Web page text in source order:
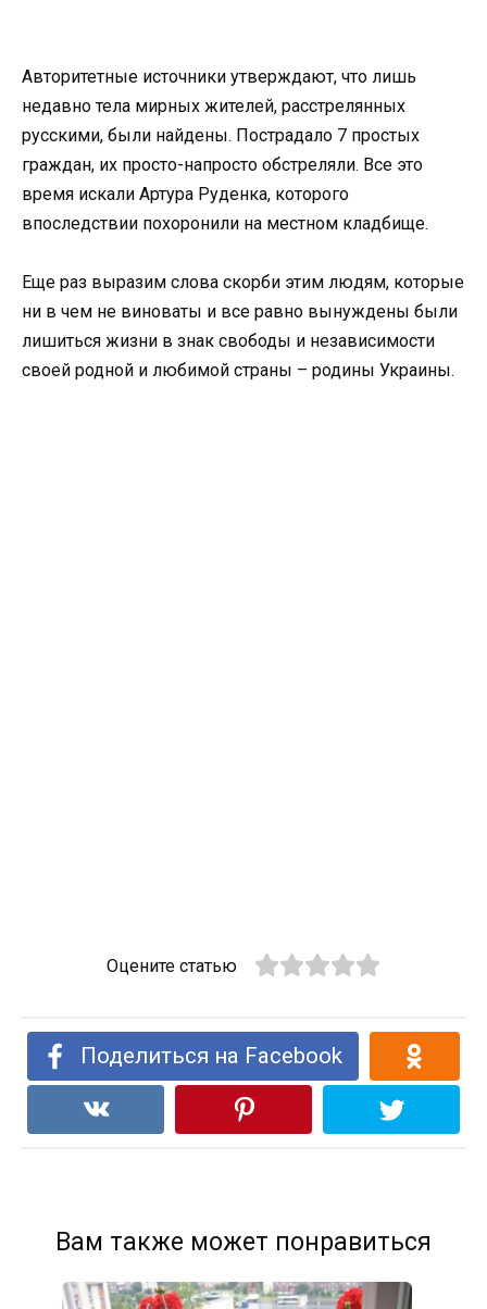
Авторитетные источники утверждают, что лишь
недавно тела мирных жителей, расстрелянных
русскими, были найдены. Пострадало 7 простых
граждан, их просто-напросто обстреляли. Все это
время искали Артура Руденка, которого
впоследствии похоронили на местном кладбище.
Еще раз выразим слова скорби этим людям, которые
ни в чем не виноваты и все равно вынуждены были
лишиться жизни в знак свободы и независимости
своей родной и любимой страны – родины Украины.
Оцените статью
Поделиться на Facebook
Вам также может понравиться